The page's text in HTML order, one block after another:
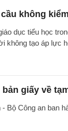
cầu không
dục tiểu học
không tạo áp
giấy về
Bộ Công an ban